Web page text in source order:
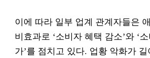
이에 따라 일부 업계 관계자들은
비효과로 ‘소비자 혜택 감소’와 ‘
가’를 점치고 있다. 업황 악화가